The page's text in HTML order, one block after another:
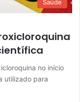
Saúde
no início
utilizado para